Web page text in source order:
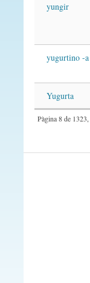
yungir
yugurtino -a
Yugurta
Pàgina 8 de